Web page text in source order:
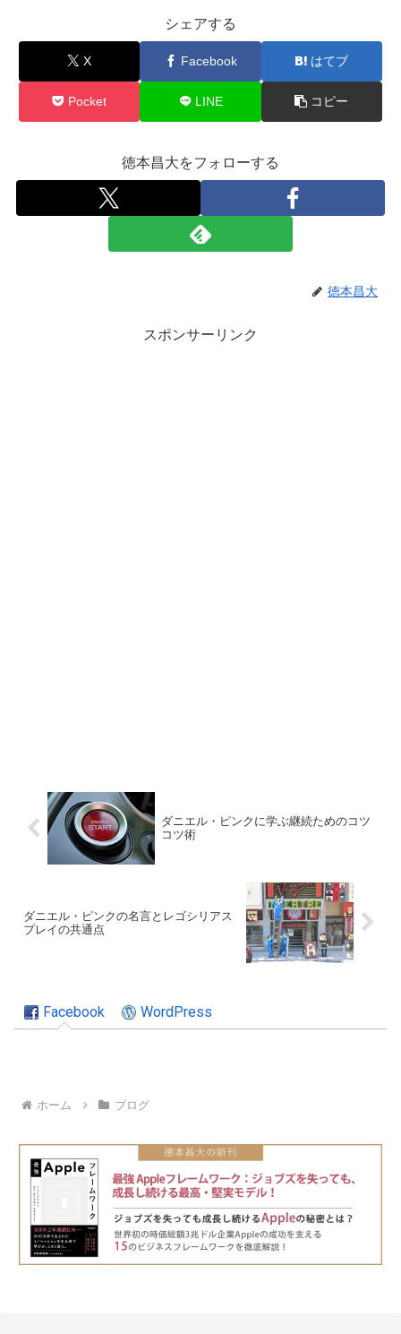
シェアする
X Facebook はてブ
Pocket LINE コピー
徳本昌大をフォローする
徳本昌大
スポンサーリンク
ダニエル・ピンクに学ぶ継続ためのコツ
コツ術
ダニエル・ピンクの名言とレゴシリアス
プレイの共通点
Facebook WordPress
ホーム ブログ